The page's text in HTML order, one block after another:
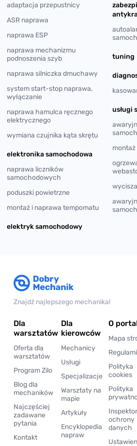
adaptacja przepustnicy
ASR naprawa
naprawa ESP
naprawa mechanizmu
podnoszenia szyb
naprawa silniczka dmuchawy
system start-stop naprawa,
wyłączanie
naprawa hamulca ręcznego
elektrycznego
wymiana czujnika kąta skrętu
elektronika samochodowa
naprawa liczników
samochodowych
poduszki powietrzne
montaż i naprawa tempomatu
elektryk samochodowy
tuning
usługi
Znajdź najlepszego mechanika!
Dla
warsztatów
Oferta dla
warsztatów
Program Zilo
Blog dla
mechaników
Najczęściej
zadawane
pytania
Kontakt
Dla
kierowców
Mechanicy
Usługi
Specjalizacje
Warsztaty na
mapie
Artykuły
Encyklopedia
napraw
O
Mapa
Polityka
cookies
Polityka
Inspektor
ochrony
danych